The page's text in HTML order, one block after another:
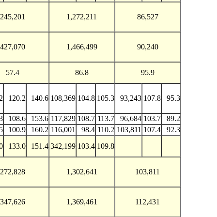
245,201 1,272,211 86,527
427,070 1,466,499 90,240
57.4 86.8 95.9
120.2 140.6 108,369 104.8 105.3 93,243 107.8 95.3
108.6 153.6 117,829 108.7 113.7 96,684 103.7
89.2
100.9 160.2 116,001 98.4 110.2 103,811 107.4
92.3
133.0 151.4 342,199 103.4 109.8
272,828 1,302,641 103,811
347,626 1,369,461 112,431